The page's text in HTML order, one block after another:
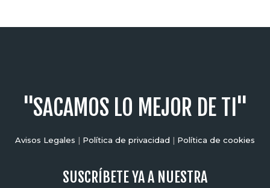
"SACAMOS LO MEJOR DE TI"
Avisos Legales | Política de privacidad | Política de cookies
SUSCRÍBETE YA A NUESTRA